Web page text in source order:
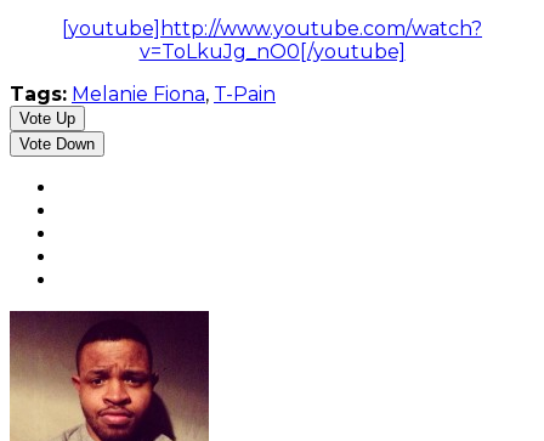
[youtube]http://www.youtube.com/watch?
v=ToLkuJg_nO0[/youtube]
Tags: Melanie Fiona, T-Pain
Vote Up
Vote Down